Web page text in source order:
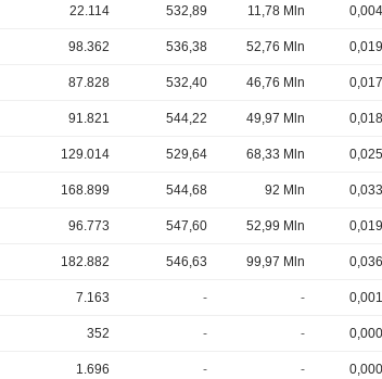
22.114 532,89 11,78 Mln
98.362 536,38 52,76 Mln
87.828 532,40 46,76 Mln
91.821 544,22 49,97 Mln
129.014 529,64 68,33 Mln
168.899 544,68 92 Mln
96.773 547,60 52,99 Mln
182.882 546,63 99,97 Mln
7.163 - -
352 - -
1.696 - -